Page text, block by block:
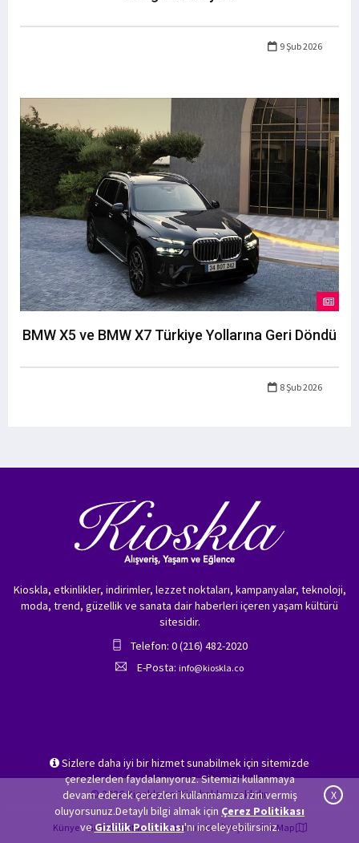
9 Şub 2026
BMW X5 ve BMW X7 Türkiye Yollarına Geri Döndü
8 Şub 2026
Sizlere daha iyi bir hizmet sunabilmek için sitemizde
çerezlerden faydalanıyoruz. Sitemizi kullanmaya
devam ederek çerezleri kullanmamıza izin vermiş
oluyorsunuz.Detaylı bilgi almak için Çerez Politikası
veGizlilik Politikası'nı inceleyebilirsiniz.
X
Kioskla, etkinlikler, indirimler, lezzet noktaları, kampanyalar, teknoloji,
moda, trend, güzellik ve sanata dair haberleri içeren yaşam kültürü
sitesidir.
Telefon: 0 (216) 482-2020
E-Posta: info@kioskla.co
© 2026 Kioskla.co Tüm hakları saklıdır.
Künye Gizlilik Politikası Hakkımızda İletişim Site Map